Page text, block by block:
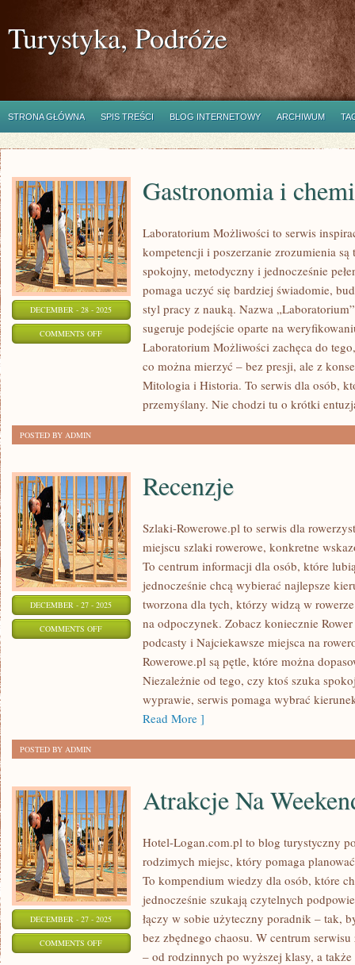
Turystyka, Podróże
STRONA GŁÓWNA SPIS TREŚCI BLOG INTERNETOWY ARCHIWUM
DECEMBER - 28 - 2025
COMMENTS OFFON
GASTRONOMIA
ŻYWNOŚCI
Gastronomia i
Laboratorium Możliwości to serwis
kompetencji i poszerzanie zrozumienia są
spokojny, metodyczny i jednocześnie
pomaga uczyć się bardziej świadomie,
styl pracy z nauką. Nazwa
sugeruje podejście oparte na
Laboratorium Możliwości zachęca do
co można mierzyć – bez presji, ale z
Mitologia i Historia. To serwis dla osób,
przemyślany. Nie chodzi tu o krótki
POSTED BY ADMIN
DECEMBER - 27 - 2025
COMMENTS OFFON
Recenzje
Szlaki-Rowerowe.pl to serwis dla
miejscu szlaki rowerowe, konkretne
To centrum informacji dla osób, które
jednocześnie chcą wybierać najlepsze
tworzona dla tych, którzy widzą w
na odpoczynek. Zobacz koniecznie
podcasty i Najciekawsze miejsca na
Rowerowe.pl są pętle, które można
Niezależnie od tego, czy ktoś szuka
wyprawie, serwis pomaga wybrać
Read More ]
POSTED BY ADMIN
DECEMBER - 27 - 2025
COMMENTS OFFON
Atrakcje Na
Hotel-Logan.com.pl to blog turystyczny
rodzimych miejsc, który pomaga
To kompendium wiedzy dla osób, które
jednocześnie szukają czytelnych
łączy w sobie użyteczny poradnik – tak,
bez zbędnego chaosu. W centrum
– od rodzinnych po wyższej klasy, a